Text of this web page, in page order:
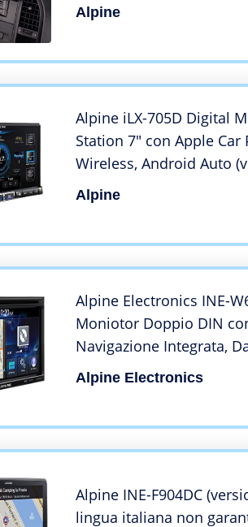
Alpine
Alpine iLX-705D Digital
Station 7″ con Apple Car
Wireless, Android Auto
Bluetooth e DAB
Alpine
Alpine Electronics INE-
Moniotor Doppio DIN
Navigazione Integrata,
HDMI, Lettore CD/Dvd e
compatibilità con Apple
Alpine Electronics
Alpine INE-F904DC
lingua italiana non